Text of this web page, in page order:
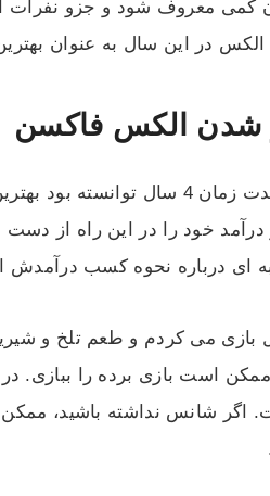
الکس در این سال به عنوان
شدن الکس فاکسن
الکس فاکسن در مدت زمان 4
خود را در این راه از دست
ای درباره نحوه کسب درآمدش
بازی می کردم و طعم تلخ و
ممکن است بازی برده را
شانس نداشته باشید، ممکن